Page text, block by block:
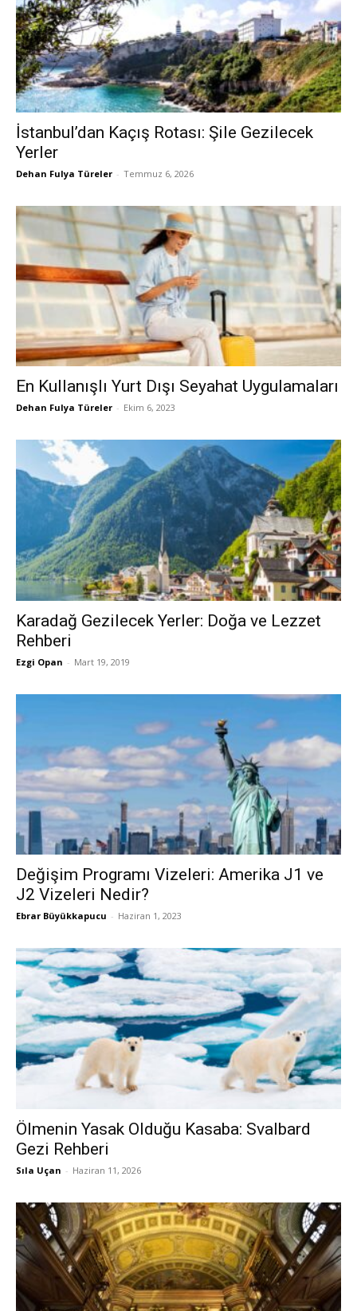
İstanbul’dan Kaçış Rotası: Şile Gezilecek
Yerler
Dehan Fulya Türeler - Temmuz 6, 2026
En Kullanışlı Yurt Dışı Seyahat Uygulamaları
Dehan Fulya Türeler - Ekim 6, 2023
Karadağ Gezilecek Yerler: Doğa ve Lezzet
Rehberi
Ezgi Opan - Mart 19, 2019
Değişim Programı Vizeleri: Amerika J1 ve
J2 Vizeleri Nedir?
Ebrar Büyükkapucu - Haziran 1, 2023
Ölmenin Yasak Olduğu Kasaba: Svalbard
Gezi Rehberi
Sıla Uçan - Haziran 11, 2026